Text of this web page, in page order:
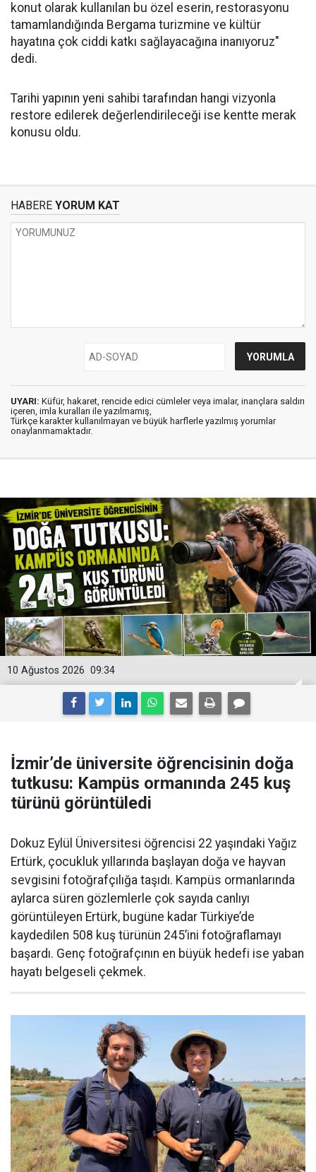
konut olarak kullanılan bu özel eserin, restorasyonu
tamamlandığında Bergama turizmine ve kültür
hayatına çok ciddi katkı sağlayacağına inanıyoruz"
dedi.
Tarihi yapının yeni sahibi tarafından hangi vizyonla
restore edilerek değerlendirileceği ise kentte merak
konusu oldu.
HABERE YORUM KAT
UYARI: Küfür, hakaret, rencide edici cümleler veya imalar, inançlara saldırı
içeren, imla kuralları ile yazılmamış,
Türkçe karakter kullanılmayan ve büyük harflerle yazılmış yorumlar
onaylanmamaktadır.
09:34
10 Ağustos 2026
İzmir’de üniversite öğrencisinin doğa
tutkusu: Kampüs ormanında 245 kuş
türünü görüntüledi
Dokuz Eylül Üniversitesi öğrencisi 22 yaşındaki Yağız
Ertürk, çocukluk yıllarında başlayan doğa ve hayvan
sevgisini fotoğrafçılığa taşıdı. Kampüs ormanlarında
aylarca süren gözlemlerle çok sayıda canlıyı
görüntüleyen Ertürk, bugüne kadar Türkiye’de
kaydedilen 508 kuş türünün 245’ini fotoğraflamayı
başardı. Genç fotoğrafçının en büyük hedefi ise yaban
hayatı belgeseli çekmek.